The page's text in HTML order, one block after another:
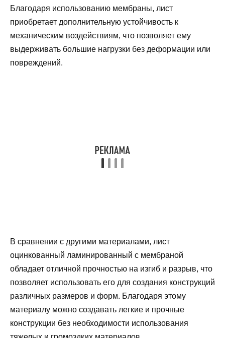
Благодаря использованию мембраны, лист
приобретает дополнительную устойчивость к
механическим воздействиям, что позволяет ему
выдерживать большие нагрузки без деформации или
повреждений.
В сравнении с другими материалами, лист
оцинкованный ламинированный с мембраной
обладает отличной прочностью на изгиб и разрыв, что
позволяет использовать его для создания конструкций
различных размеров и форм. Благодаря этому
материалу можно создавать легкие и прочные
конструкции без необходимости использования